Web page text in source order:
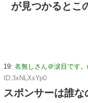
が見つかるとこ
19: 名無しさん＠涙目です
ID:3xNLXxYp0
スポンサーは誰な